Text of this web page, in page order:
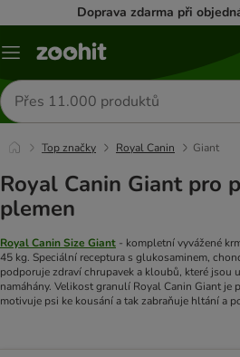
Doprava zdarma při
Menu
Hledat
produkty
Top značky Royal Canin Giant
Royal Canin Giant pro
plemen
Royal Canin Size Giant - kompletní vyvážené
45 kg. Speciální receptura s glukosaminem,
podporuje zdraví chrupavek a kloubů, které jsou
namáhány. Velikost granulí Royal Canin Giant je
motivuje psi ke kousání a tak zabraňuje hltání a